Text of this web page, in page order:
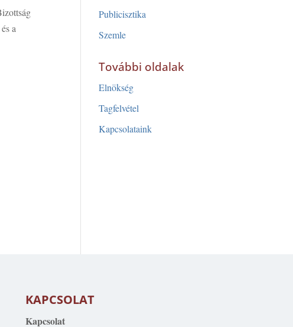
a
Publicisztika
Szemle
További oldalak
Elnökség
Tagfelvétel
Kapcsolataink
KAPCSOLAT
Kapcsolat